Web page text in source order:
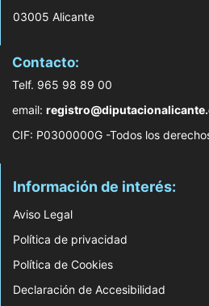
03005 Alicante
Contacto:
Telf. 965 98 89 00
email:
CIF: P0300000G -Todos los
Información de interés:
Aviso Legal
Política de privacidad
Política de Cookies
Declaración de Accesibilidad